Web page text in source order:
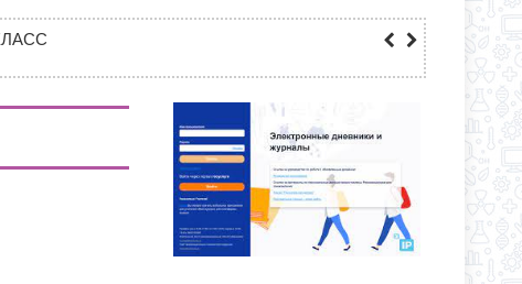
ДНЯ ПО АДРЕСУ: УЛ. Ю. ДУБИНИНА,
ПРИЕМА ЗАЯВЛЕНИЙ В 1 КЛАСС